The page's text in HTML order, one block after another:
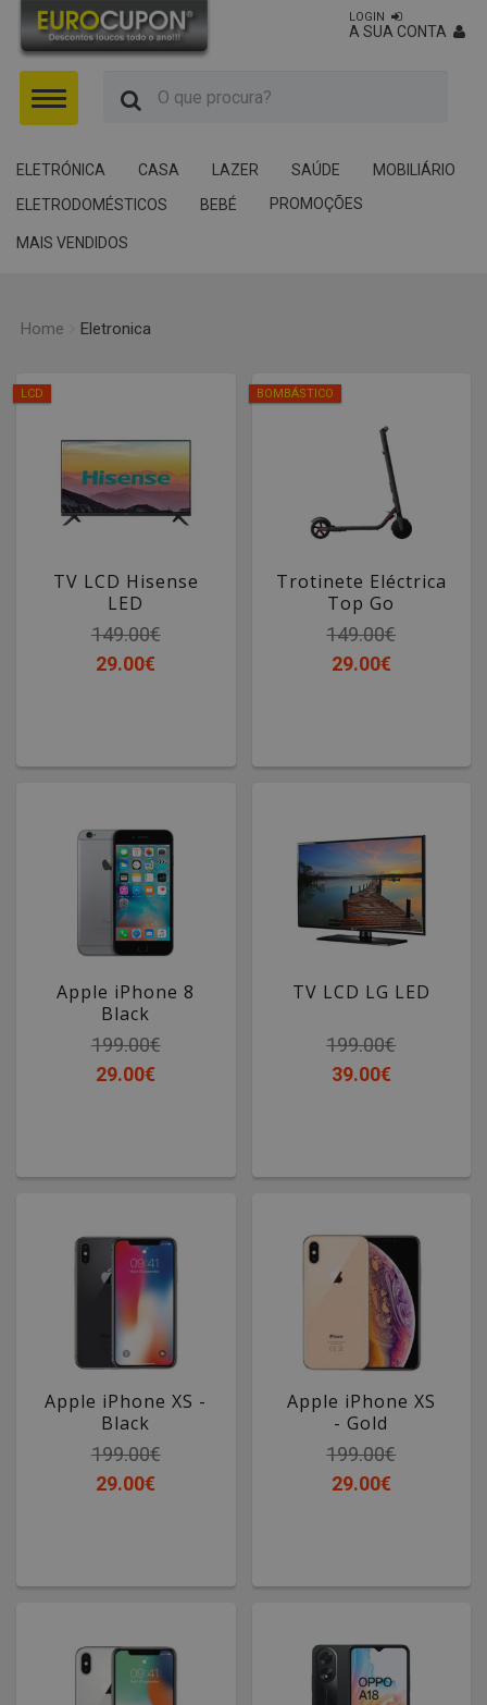
Menu
LOGIN
A SUA CONTA
ELETRÓNICA CASA LAZER SAÚDE
MOBILIÁRIO
ELETRODOMÉSTICOS
BEBÉ PROMOÇÕES
MAIS VENDIDOS
Home Eletronica
LCD
TV LCD Hisense
LED
149.00€
29.00€
BOMBÁSTICO
Trotinete Eléctrica
Top Go
149.00€
29.00€
Apple iPhone 8
Black
199.00€
29.00€
TV LCD LG LED
199.00€
39.00€
Apple iPhone XS -
Black
199.00€
29.00€
Apple iPhone XS
- Gold
199.00€
29.00€